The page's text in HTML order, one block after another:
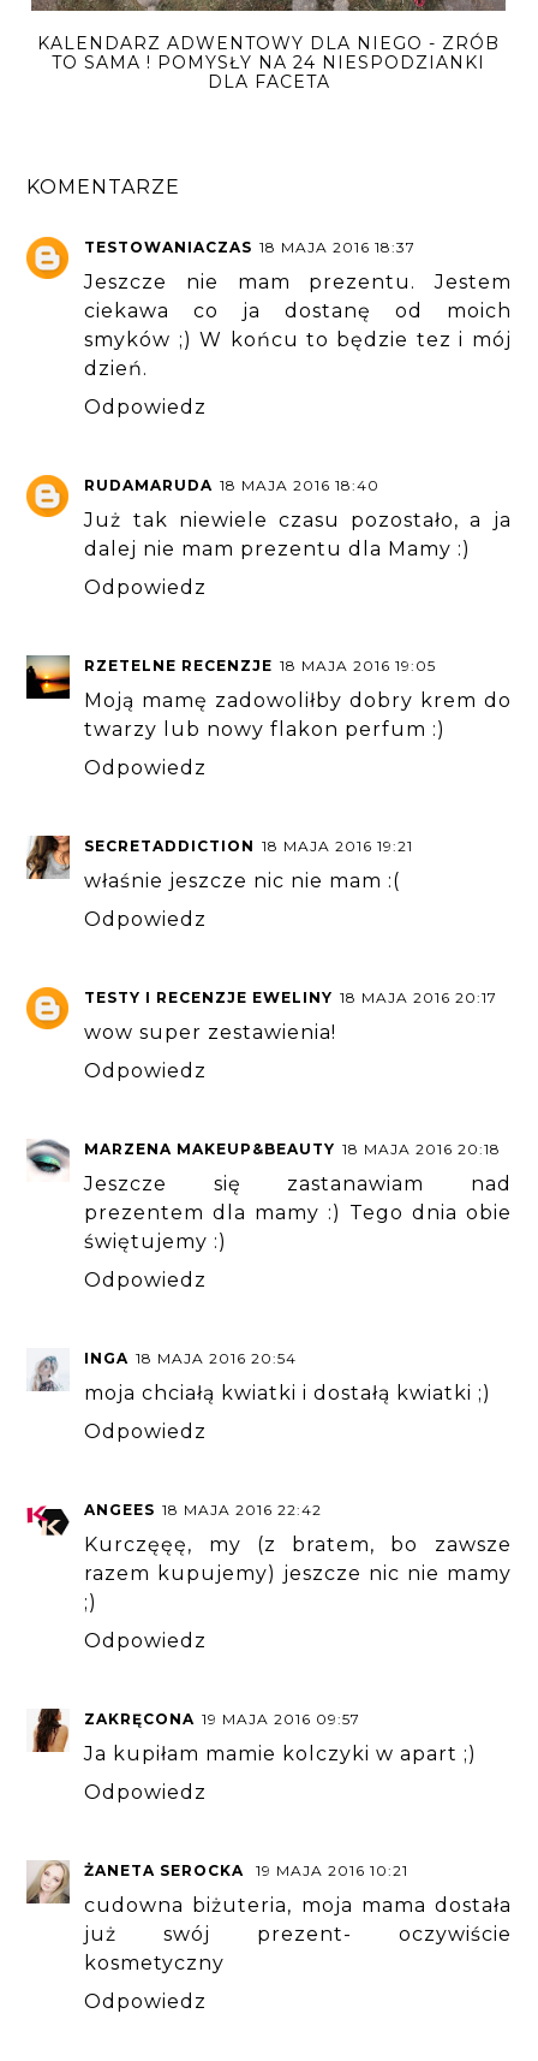
KALENDARZ ADWENTOWY DLA NIEGO - ZRÓB
TO SAMA ! POMYSŁY NA 24 NIESPODZIANKI
DLA FACETA
KOMENTARZE
TESTOWANIACZAS 18 MAJA 2016 18:37
Jeszcze nie mam prezentu. Jestem
ciekawa co ja dostanę od moich
smyków ;) W końcu to będzie tez i mój
dzień.
Odpowiedz
RUDAMARUDA 18 MAJA 2016 18:40
Już tak niewiele czasu pozostało, a ja
dalej nie mam prezentu dla Mamy :)
Odpowiedz
RZETELNE RECENZJE 18 MAJA 2016 19:05
Moją mamę zadowoliłby dobry krem do
twarzy lub nowy flakon perfum :)
Odpowiedz
SECRETADDICTION 18 MAJA 2016 19:21
właśnie jeszcze nic nie mam :(
Odpowiedz
TESTY I RECENZJE EWELINY 18 MAJA 2016 20:17
wow super zestawienia!
Odpowiedz
MARZENA MAKEUP&BEAUTY 18 MAJA 2016 20:18
Jeszcze się zastanawiam nad
prezentem dla mamy :) Tego dnia obie
świętujemy :)
Odpowiedz
INGA 18 MAJA 2016 20:54
moja chciałą kwiatki i dostałą kwiatki ;)
Odpowiedz
ANGEES 18 MAJA 2016 22:42
Kurczęęę, my (z bratem, bo zawsze
razem kupujemy) jeszcze nic nie mamy
;)
Odpowiedz
ZAKRĘCONA 19 MAJA 2016 09:57
Ja kupiłam mamie kolczyki w apart ;)
Odpowiedz
ŻANETA SEROCKA 19 MAJA 2016 10:21
cudowna biżuteria, moja mama dostała
już swój prezent- oczywiście
kosmetyczny
Odpowiedz